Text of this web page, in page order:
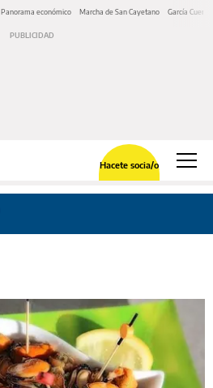
Panorama económico Marcha de San Cayetano García Cuerva
Hacete socia/o